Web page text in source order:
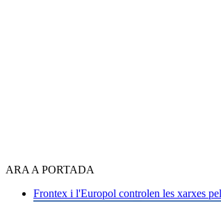
ARA A PORTADA
Frontex i l'Europol controlen les xarxes